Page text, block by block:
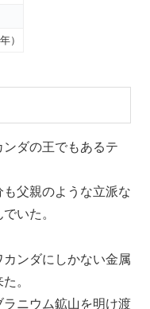
）
ダの王でもあるテ
父親のような立派な
いた。
カンダにしかない金属
。
ニウム鉱山を明け渡